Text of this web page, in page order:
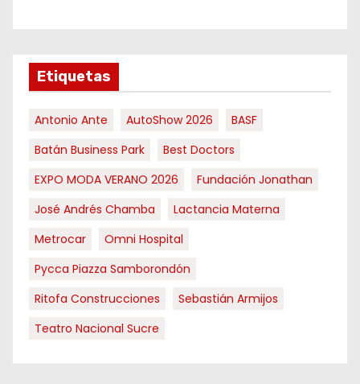
Etiquetas
Antonio Ante AutoShow 2026
BASF
Batán Business Park
Best Doctors
EXPO MODA VERANO 2026
Fundación Jonathan
José Andrés Chamba
Lactancia Materna
Metrocar
Omni Hospital
Pycca Piazza Samborondón
Ritofa Construcciones
Sebastián Armijos
Teatro Nacional Sucre